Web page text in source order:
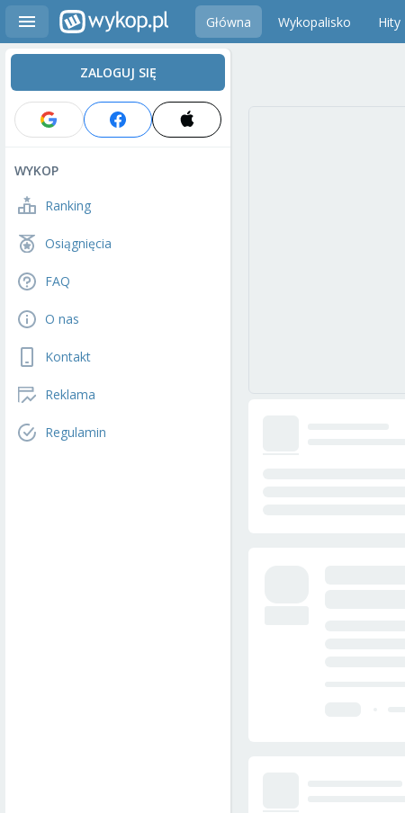
Główna Wykopalisko Hity
ZALOGUJ SIĘ
WYKOP
Ranking
Osiągnięcia
FAQ
O nas
Kontakt
Reklama
Regulamin